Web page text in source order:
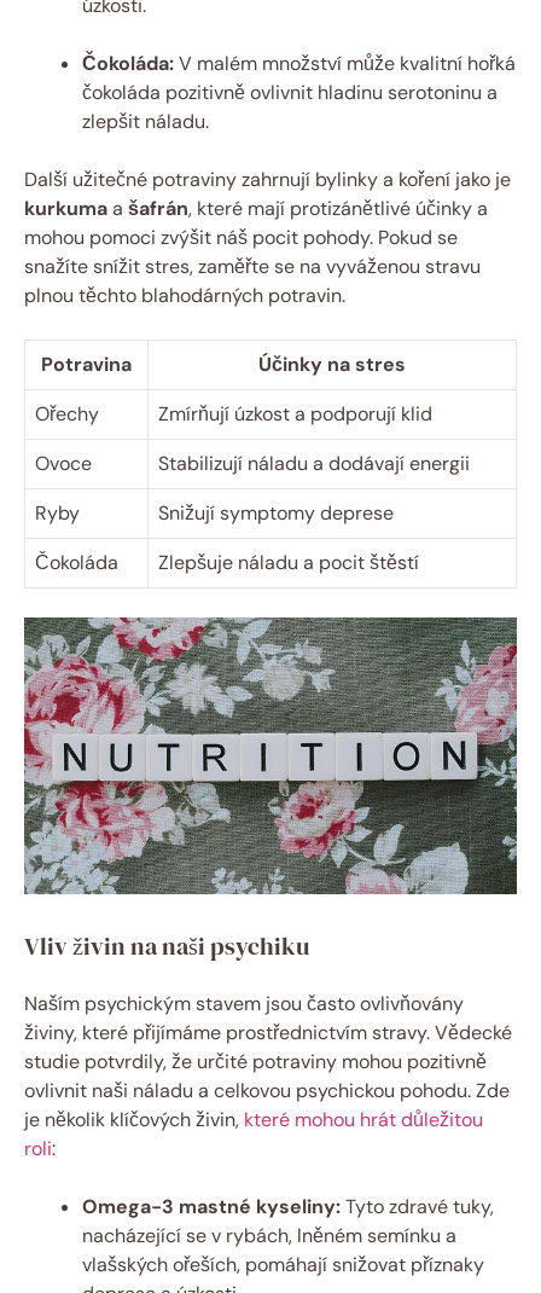
Čokoláda:V malém množství může kvalitní hořká
čokoláda pozitivně ovlivnit hladinu serotoninu a
zlepšit náladu.
Další užitečné potraviny zahrnují bylinky a koření jako je
kurkumaa šafrán, které mají protizánětlivé účinky a
mohou pomoci zvýšit náš pocit pohody. Pokud se
snažíte snížit stres, zaměřte se na vyváženou stravu
plnou těchto blahodárných potravin.
Potravina
Účinky na stres
Ořechy
Zmírňují úzkost a podporují klid
Ovoce
Stabilizují náladu a dodávají energii
Ryby
Snižují symptomy deprese
Čokoláda
Zlepšuje náladu a pocit štěstí
Vliv živin na naši psychiku
Naším psychickým stavem jsou často ovlivňovány
živiny, které přijímáme prostřednictvím stravy. Vědecké
studie potvrdily, že určité potraviny mohou pozitivně
ovlivnit naši náladu a celkovou psychickou pohodu. Zde
je několik klíčových živin, které mohou hrát důležitou
roli:
Omega-3 mastné kyseliny:Tyto zdravé tuky,
nacházející se v rybách, lněném semínku a
vlašských ořeších, pomáhají snižovat příznaky